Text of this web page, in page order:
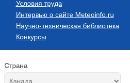
Условия труда
Интервью о сайте Meteoinfo.ru
Научно-техническая библиотека
Конкурсы
Страна